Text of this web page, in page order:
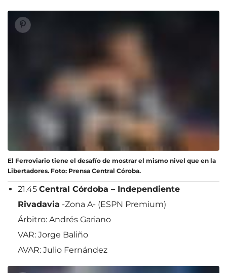
El Ferroviario tiene el desafío de mostrar el mismo nivel que en la
Libertadores. Foto: Prensa Central Córoba.
21.45 Central Córdoba – Independiente
Rivadavia -Zona A- (ESPN Premium)
Árbitro: Andrés Gariano
VAR: Jorge Baliño
AVAR: Julio Fernández